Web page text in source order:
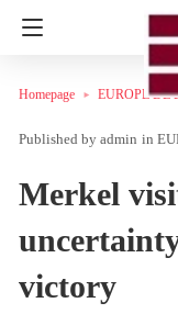
Homepage EUROPE DE
admin in
Merkel
victory